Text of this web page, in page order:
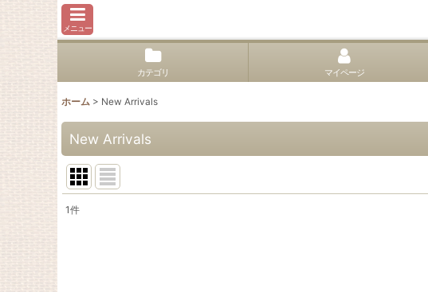
メニュー
カテゴリ マイページ
ホーム > New Arrivals
New Arrivals
1件